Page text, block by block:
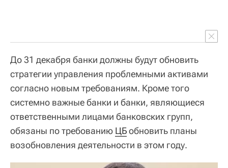
До 31 декабря банки должны будут обновить
стратегии управления проблемными активами
согласно новым требованиям. Кроме того
системно важные банки и банки, являющиеся
ответственными лицами банковских групп,
обязаны по требованию ЦБобновить планы
возобновления деятельности в этом году.